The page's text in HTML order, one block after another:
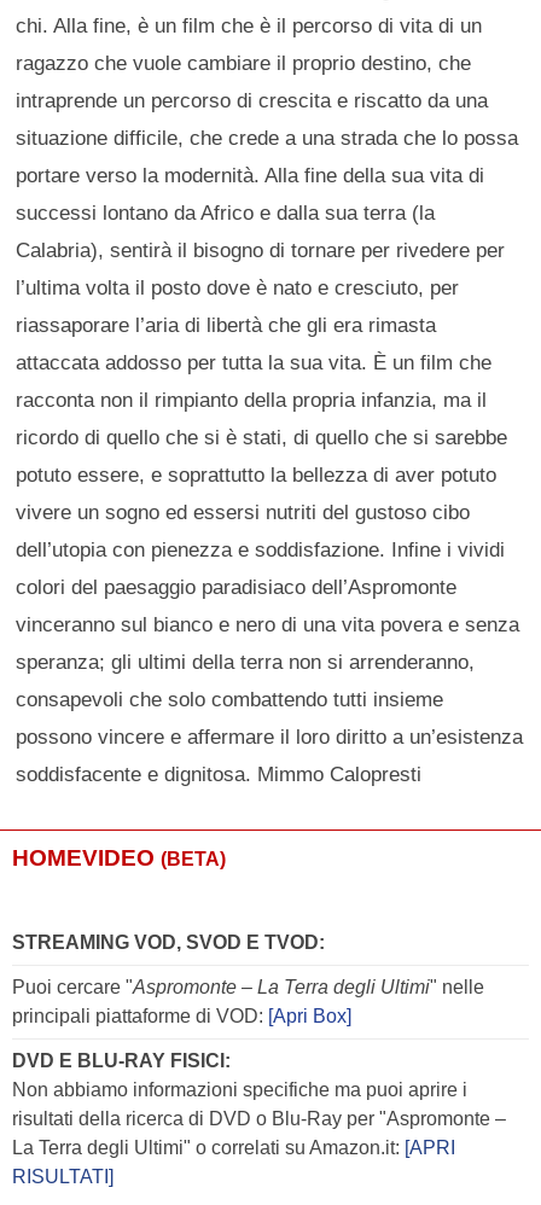
chi. Alla fine, è un film che è il percorso di vita di un
ragazzo che vuole cambiare il proprio destino, che
intraprende un percorso di crescita e riscatto da una
situazione difficile, che crede a una strada che lo possa
portare verso la modernità. Alla fine della sua vita di
successi lontano da Africo e dalla sua terra (la
Calabria), sentirà il bisogno di tornare per rivedere per
l’ultima volta il posto dove è nato e cresciuto, per
riassaporare l’aria di libertà che gli era rimasta
attaccata addosso per tutta la sua vita. È un film che
racconta non il rimpianto della propria infanzia, ma il
ricordo di quello che si è stati, di quello che si sarebbe
potuto essere, e soprattutto la bellezza di aver potuto
vivere un sogno ed essersi nutriti del gustoso cibo
dell’utopia con pienezza e soddisfazione. Infine i vividi
colori del paesaggio paradisiaco dell’Aspromonte
vinceranno sul bianco e nero di una vita povera e senza
speranza; gli ultimi della terra non si arrenderanno,
consapevoli che solo combattendo tutti insieme
possono vincere e affermare il loro diritto a un’esistenza
soddisfacente e dignitosa. Mimmo Calopresti
HOMEVIDEO (BETA)
STREAMING VOD, SVOD E TVOD:
Puoi cercare "Aspromonte – La Terra degli Ultimi" nelle
principali piattaforme di VOD: [Apri Box]
DVD E BLU-RAY FISICI:
Non abbiamo informazioni specifiche ma puoi aprire i
risultati della ricerca di DVD o Blu-Ray per "Aspromonte –
La Terra degli Ultimi" o correlati su Amazon.it: [APRI
RISULTATI]